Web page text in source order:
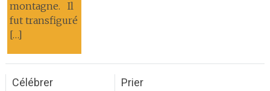
montagne. Il
fut transfiguré
[…]
Célébrer Prier